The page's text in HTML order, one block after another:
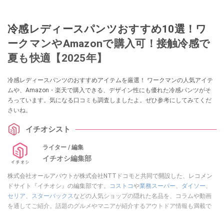
冷感レディースパンツおすすめ10選！ワ
ークマンやAmazonで購入可！接触冷感で
夏も快適【2025年】
冷感レディースパンツのおすすめアイテムを厳選！ ワークマンの人気アイテ
ムや、Amazon・楽天で購入できる、デザイン性にも優れた冷感パンツがそ
ろっています。気になる口コミも調査しましたよ。ぜひ参考にしてみてくだ
さいね。
イチオシスト
ライター / 編集
イチオシ編集部
株式会社オールアバウトが株式会社NTTドコモと共同で開設した、レコメン
ドサイト『イチオシ』の編集部です。
コストコや業務スーパー、 ダイソー、
セリア、 スターバックスなどの人気ショップの隠れた名品を、コラムや動画
を通してご紹介。話題のグルメやマニアが紹介するアウトドア情報も満載で